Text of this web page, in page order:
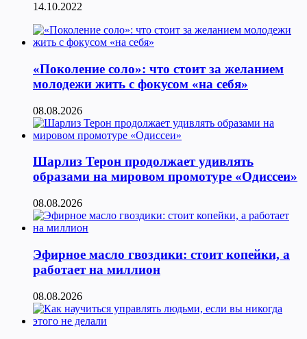
14.10.2022
«Поколение соло»: что стоит за желанием
молодежи жить с фокусом «на себя»
08.08.2026
Шарлиз Терон продолжает удивлять
образами на мировом промотуре «Одиссеи»
08.08.2026
Эфирное масло гвоздики: стоит копейки, а
работает на миллион
08.08.2026